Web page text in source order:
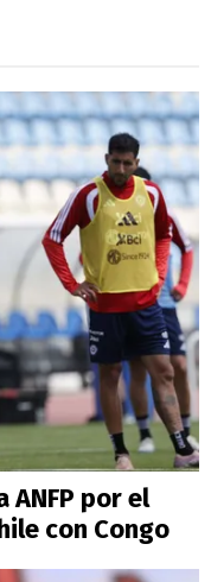
ANFP por el
con Congo